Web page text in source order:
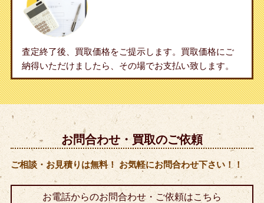
査定終了後、買取価格をご提示します。買取価格にご
納得いただけましたら、その場でお支払い致します。
お問合わせ・買取のご依頼
ご相談・お見積りは無料！ お気軽にお問合わせ下さい！！
お電話からのお問合わせ・ご依頼はこちら